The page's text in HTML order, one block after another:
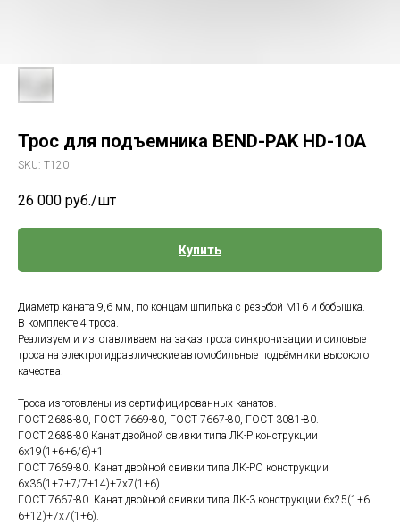
Трос для подъемника BEND-PAK HD-10A
SKU: Т120
26 000 руб./шт
Купить
Диаметр каната 9,6 мм, по концам шпилька с резьбой М16 и бобышка.
В комплекте 4 троса.
Реализуем и изготавливаем на заказ троса синхронизации и силовые
троса на электрогидравлические автомобильные подъёмники высокого
качества.
Троса изготовлены из сертифицированных канатов.
ГОСТ 2688-80, ГОСТ 7669-80, ГОСТ 7667-80, ГОСТ 3081-80.
ГОСТ 2688-80 Канат двойной свивки типа ЛК-Р конструкции
6х19(1+6+6/6)+1
ГОСТ 7669-80. Канат двойной свивки типа ЛК-РО конструкции
6х36(1+7+7/7+14)+7х7(1+6).
ГОСТ 7667-80. Канат двойной свивки типа ЛК-3 конструкции 6х25(1+6
6+12)+7х7(1+6).